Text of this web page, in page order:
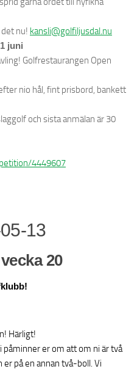
nu! kansli@golfiljusdal.nu
juni
Golfrestaurangen Open
nio hål, fint prisbord, bankett
och sista anmälan är 30
4449607
13
20
Härligt!
påminner er om att om ni är två
er på en annan två-boll. Vi